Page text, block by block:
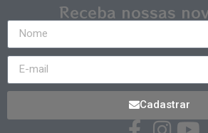
Receba nossas
Cadastrar